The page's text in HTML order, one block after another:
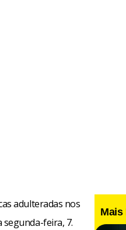
adulteradas nos
feira, 7.
Mais